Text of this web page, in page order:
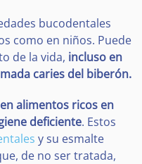
bucodentales
como en niños. Puede
de la vida, incluso en
caries del biberón.
alimentos ricos en
deficiente. Estos
y su esmalte
de no ser tratada,